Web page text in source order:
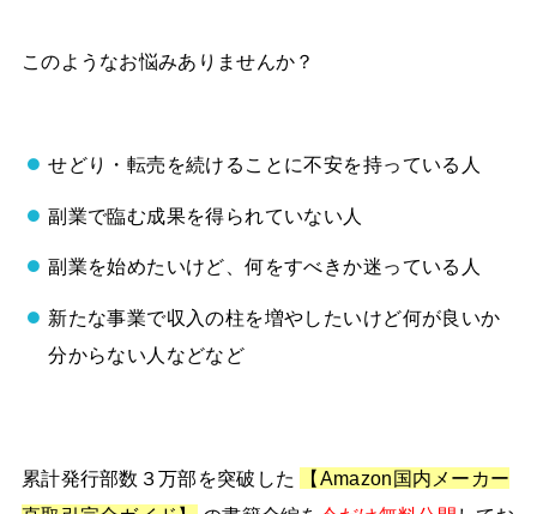
このようなお悩みありませんか？
せどり・転売を続けることに不安を持っている人
副業で臨む成果を得られていない人
副業を始めたいけど、何をすべきか迷っている人
新たな事業で収入の柱を増やしたいけど何が良いか
分からない人などなど
累計発行部数３万部を突破した
【Amazon国内メーカー